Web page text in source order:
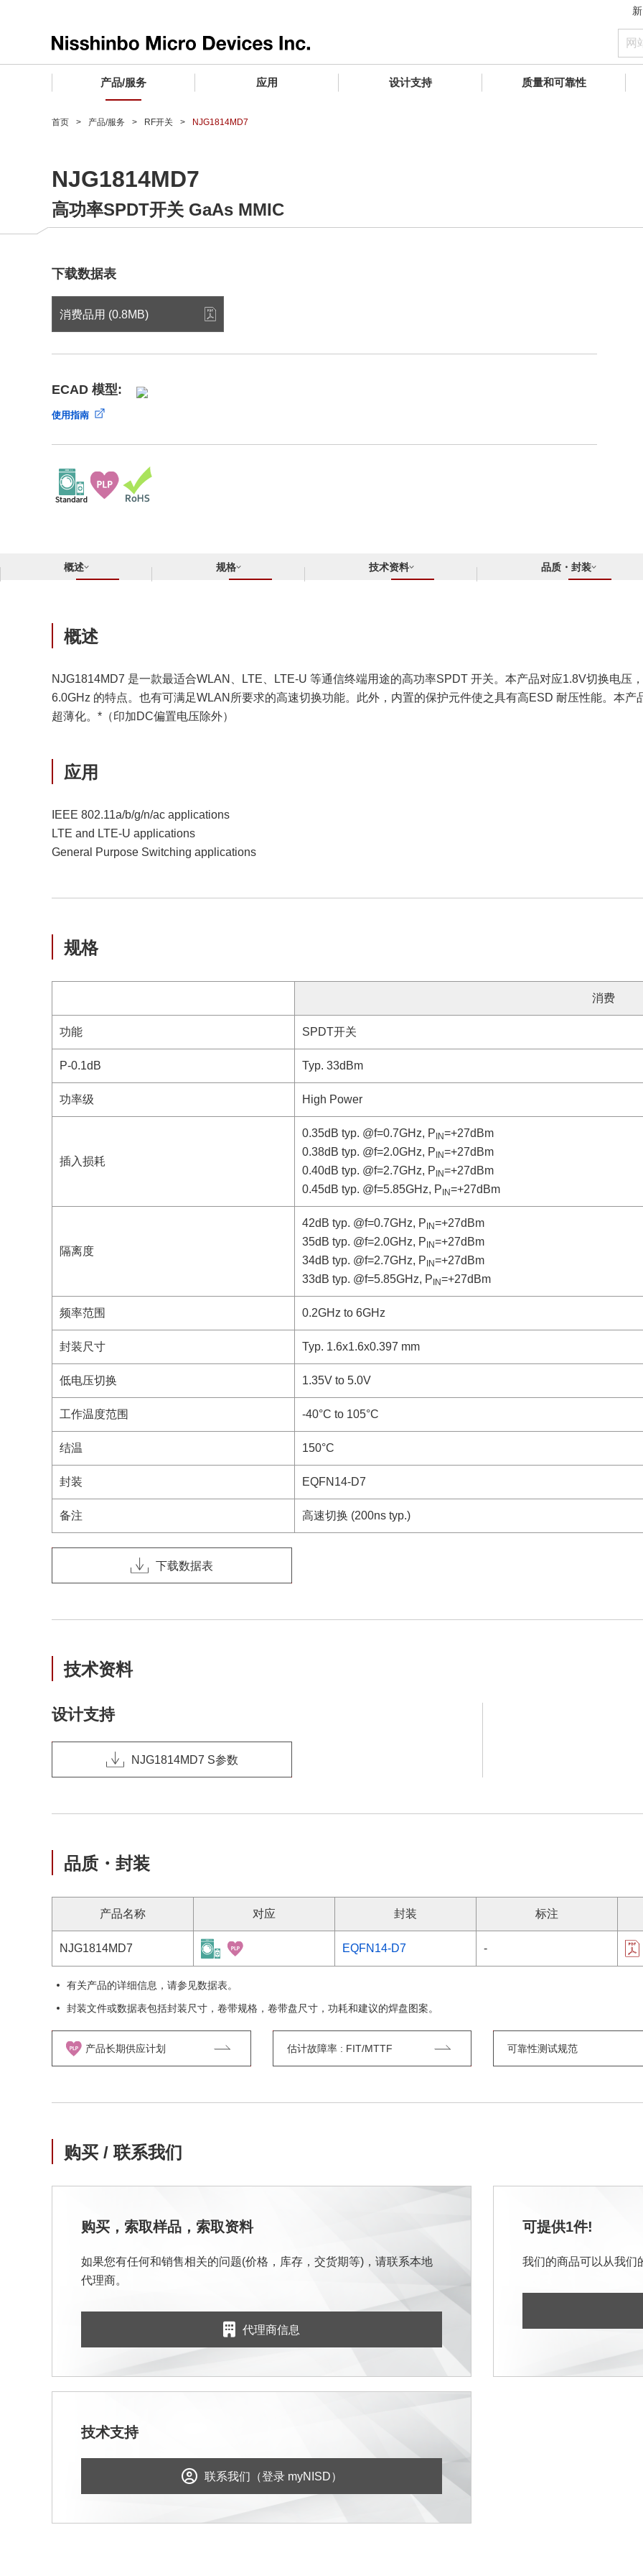
产品/服务
微波产品
晶圆代工服务
应用
车载用IC
工业设备用IC
微波产品
设计支持
微波产品
寻找交叉参考产品
质量和可靠性
电子器件
微波产品
微波产品
企业理念
公司简介
业务地点
CSR活动 (日本)
合规举报中心
了解⽇清纺微电⼦株式会社
首页 产品/服务 RF开关 NJG1814MD7
NJG1814MD7
高功率SPDT开关 GaAs MMIC
下载数据表
消费品用 (0.8MB)
ECAD 模型:
使用指南
概述 规格 技术资料 品质・封装
概述
NJG1814MD7 是一款最适合WLAN、LTE、LTE-U 等通信终端用途的高功率SPDT 开关。本产品对应1.8V切换电压
6.0GHz 的特点。也有可满足WLAN所要求的高速切换功能。此外，内置的保护元件使之具有高ESD 耐压性能。本
超薄化。*（印加DC偏置电压除外）
应用
IEEE 802.11a/b/g/n/ac applications
LTE and LTE-U applications
General Purpose Switching applications
规格
消费
功能 SPDT开关
P-0.1dB Typ. 33dBm
功率级 High Power
插入损耗
0.35dB typ. @f=0.7GHz, P IN=+27dBm
0.38dB typ. @f=2.0GHz, P IN=+27dBm
0.40dB typ. @f=2.7GHz, P IN=+27dBm
0.45dB typ. @f=5.85GHz, P IN=+27dBm
隔离度
42dB typ. @f=0.7GHz, P IN=+27dBm
35dB typ. @f=2.0GHz, P IN=+27dBm
34dB typ. @f=2.7GHz, P IN=+27dBm
33dB typ. @f=5.85GHz, P IN=+27dBm
频率范围 0.2GHz to 6GHz
封装尺寸 Typ. 1.6x1.6x0.397 mm
低电压切换 1.35V to 5.0V
工作温度范围 -40°C to 105°C
结温 150°C
封装 EQFN14-D7
备注 高速切换 (200ns typ.)
下载数据表
技术资料
设计支持
NJG1814MD7 S参数
品质・封装
产品名称 对应 封装 标注
NJG1814MD7 EQFN14-D7 -
有关产品的详细信息，请参见数据表。
封装文件或数据表包括封装尺寸，卷带规格，卷带盘尺寸，功耗和建议的焊盘图案。
产品长期供应计划 估计故障率 : FIT/MTTF 可靠性测试规范
购买 / 联系我们
购买，索取样品，索取资料
如果您有任何和销售相关的问题(价格，库存，交货期等)，请联系本地
代理商。
代理商信息
可提供1件!
我们的商品可以从我们
技术支持
联系我们（登录 myNISD）